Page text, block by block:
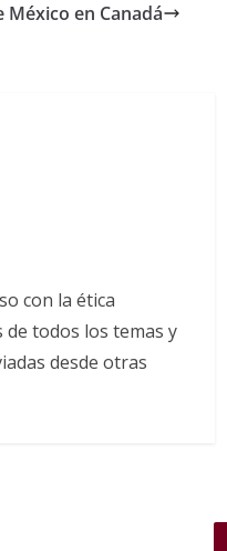
México en Canadá
con la ética
todos los temas y
desde otras